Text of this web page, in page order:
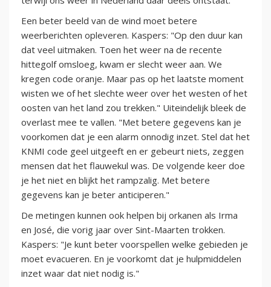
Een beter beeld van de wind moet betere
weerberichten opleveren. Kaspers: "Op den duur kan
dat veel uitmaken. Toen het weer na de recente
hittegolf omsloeg, kwam er slecht weer aan. We
kregen code oranje. Maar pas op het laatste moment
wisten we of het slechte weer over het westen of het
oosten van het land zou trekken." Uiteindelijk bleek de
overlast mee te vallen. "Met betere gegevens kan je
voorkomen dat je een alarm onnodig inzet. Stel dat het
KNMI code geel uitgeeft en er gebeurt niets, zeggen
mensen dat het flauwekul was. De volgende keer doe
je het niet en blijkt het rampzalig. Met betere
gegevens kan je beter anticiperen."
De metingen kunnen ook helpen bij orkanen als Irma
en José, die vorig jaar over Sint-Maarten trokken.
Kaspers: "Je kunt beter voorspellen welke gebieden je
moet evacueren. En je voorkomt dat je hulpmiddelen
inzet waar dat niet nodig is."